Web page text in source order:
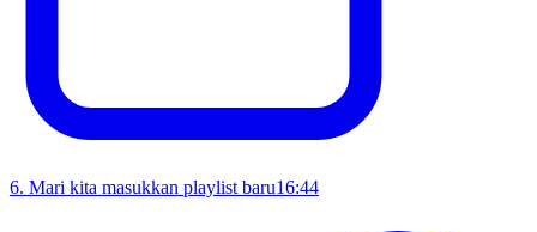
6. Mari kita masukkan playlist baru16:44